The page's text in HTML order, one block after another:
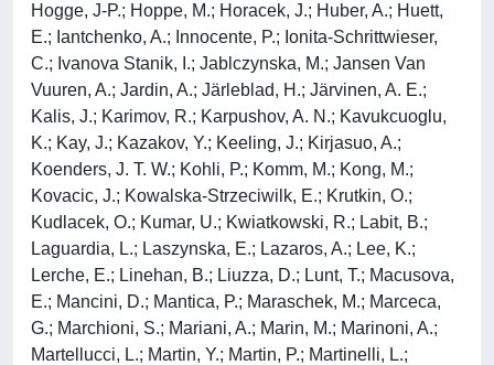
Hogge, J-P.; Hoppe, M.; Horacek, J.; Huber, A.; Huett,
E.; Iantchenko, A.; Innocente, P.; Ionita-Schrittwieser,
C.; Ivanova Stanik, I.; Jablczynska, M.; Jansen Van
Vuuren, A.; Jardin, A.; Järleblad, H.; Järvinen, A. E.;
Kalis, J.; Karimov, R.; Karpushov, A. N.; Kavukcuoglu,
K.; Kay, J.; Kazakov, Y.; Keeling, J.; Kirjasuo, A.;
Koenders, J. T. W.; Kohli, P.; Komm, M.; Kong, M.;
Kovacic, J.; Kowalska-Strzeciwilk, E.; Krutkin, O.;
Kudlacek, O.; Kumar, U.; Kwiatkowski, R.; Labit, B.;
Laguardia, L.; Laszynska, E.; Lazaros, A.; Lee, K.;
Lerche, E.; Linehan, B.; Liuzza, D.; Lunt, T.; Macusova,
E.; Mancini, D.; Mantica, P.; Maraschek, M.; Marceca,
G.; Marchioni, S.; Mariani, A.; Marin, M.; Marinoni, A.;
Martellucci, L.; Martin, Y.; Martin, P.; Martinelli, L.;